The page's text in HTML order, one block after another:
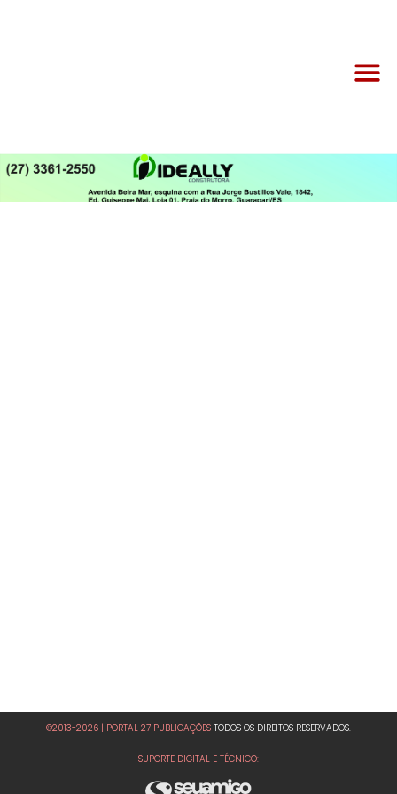
©2013-2026 | PORTAL 27 PUBLICAÇÕES TODOS OS DIREITOS RESERVADOS.
SUPORTE DIGITAL E TÉCNICO: